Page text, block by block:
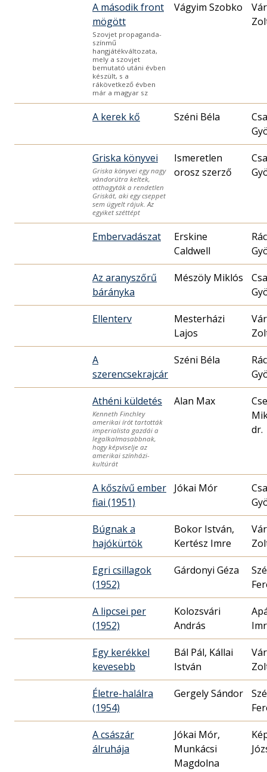
A második front
mögött
Szovjet propaganda-
színmű
hangjátékváltozata,
mely a szovjet
bemutató utáni évben
készült, s a
rákövetkező évben
már a magyar sz
Vágyim Szobko
A kerek kő Széni Béla
Griska könyvei
Griska könyvei egy nagy
vándorútra keltek,
otthagyták a rendetlen
Griskát, aki egy cseppet
sem ügyelt rájuk. Az
egyiket széttépt
Ismeretlen
orosz szerző
Embervadászat
Erskine
Caldwell
Az aranyszőrű
bárányka
Mészöly Miklós
Ellenterv
Mesterházi
Lajos
A
szerencsekrajcár
Széni Béla
Athéni küldetés
Kenneth Finchley
amerikai írót tartották
imperialista gazdái a
legalkalmasabbnak,
hogy képviselje az
amerikai színházi-
kultúrát
Alan Max
dr.
A kőszívű ember
fiai (1951)
Jókai Mór
Búgnak a
hajókürtök
Bokor István,
Kertész Imre
Egri csillagok
(1952)
Gárdonyi Géza
A lipcsei per
(1952)
Kolozsvári
András
Egy kerékkel
kevesebb
Bál Pál, Kállai
István
Életre-halálra
(1954)
Gergely Sándor
A császár
álruhája
Jókai Mór,
Munkácsi
Magdolna